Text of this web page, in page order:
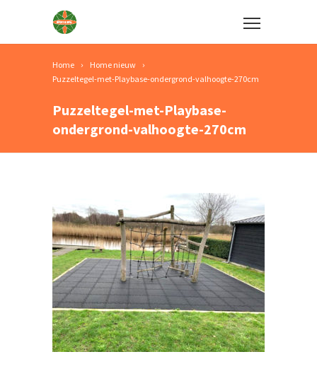
Home
Home nieuw
Puzzeltegel-met-Playbase-ondergrond-valhoogte-270cm
Puzzeltegel-met-Playbase-
ondergrond-valhoogte-270cm